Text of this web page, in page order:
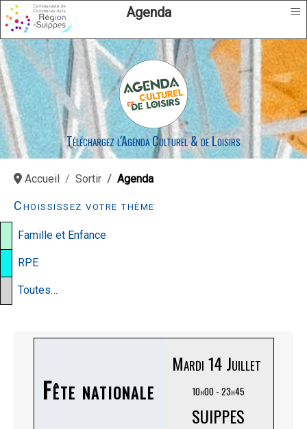
Agenda ≡
Téléchargez l'Agenda Culturel & de Loisirs
Accueil Sortir Agenda
Choississez votre thème
Famille et Enfance
RPE
Toutes…
Fête nationale
Mardi 14 Juillet
10h00 - 23h45
SUIPPES